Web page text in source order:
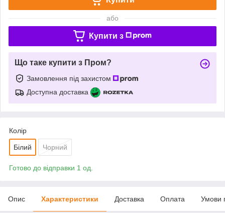
або
Купити з
Що таке купити з Пром?
Замовлення під захистом
Доступна доставка
Колір
Білий Чорний
Готово до відправки 1 од.
Опис Характеристики Доставка Оплата Умови